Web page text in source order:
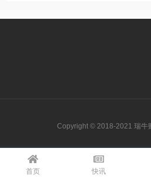
Copyright © 2018-2021 瑞牛
首页 快讯